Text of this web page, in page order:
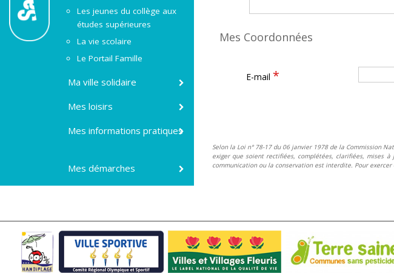
Les jeunes du collège aux
études supérieures
La vie scolaire
Le Portail Famille
Ma ville solidaire
Mes loisirs
Mes informations pratiques
Mes démarches
Mes Coordonnées
E-mail *
Selon la Loi n° 78-17 du 06 janvier 1978 de la Commission
exiger que soient rectifiées, complétées, clarifiées, mises
communication ou la conservation est interdite. Pour